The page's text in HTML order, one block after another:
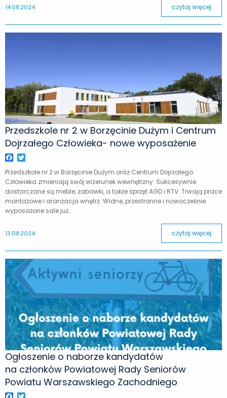
14.08.2024 czytaj więcej
Przedszkole nr 2 w Borzęcinie Dużym i Centrum
Dojrzałego Człowieka- nowe wyposażenie
Facebook
Przedszkole nr 2 w Borzęcinie Dużym oraz Centrum Dojrzałego
Człowieka zmieniają swój wizerunek wewnętrzny. Sukcesywnie
dostarczane są meble, zabawki, a także sprzęt AGD i RTV. Trwają prace
montażowe i aranżacja wnętrz. Widne, przestronne i nowocześnie
wyposażone sale już...
13.08.2024 czytaj więcej
Ogłoszenie o naborze kandydatów
na członków Powiatowej Rady Seniorów
Powiatu Warszawskiego Zachodniego